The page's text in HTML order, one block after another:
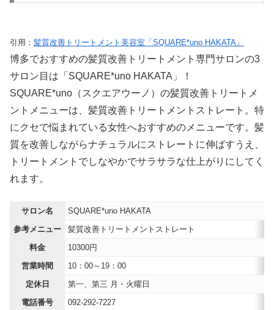
引用： 髪質改善トリートメント美容室「SQUARE*uno HAKATA」
博多でおすすめの髪質改善トリートメント専門サロンの3
サロン目は「SQUARE*uno HAKATA」！
SQUARE*uno（スクエアウーノ）の髪質改善トリートメ
ントメニューは、髪質改善トリートメントストレート。特
にクセで悩まれている女性へおすすめのメニューです。髪
質を改善しながらナチュラルにストレートに伸ばすうえ、
トリートメントでしなやかでサラサラな仕上がりにしてく
れます。
サロン名
SQUARE*uno HAKATA
参考メニュー
髪質改善トリートメントストレート
料金
10300円
営業時間
10：00～19：00
定休日
第一、第三 月・火曜日
電話番号
092-292-7227